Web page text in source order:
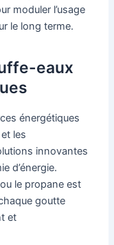
moduler l’usage
le long terme.
eaux
énergétiques
les
innovantes
d’énergie.
le propane est
goutte
et